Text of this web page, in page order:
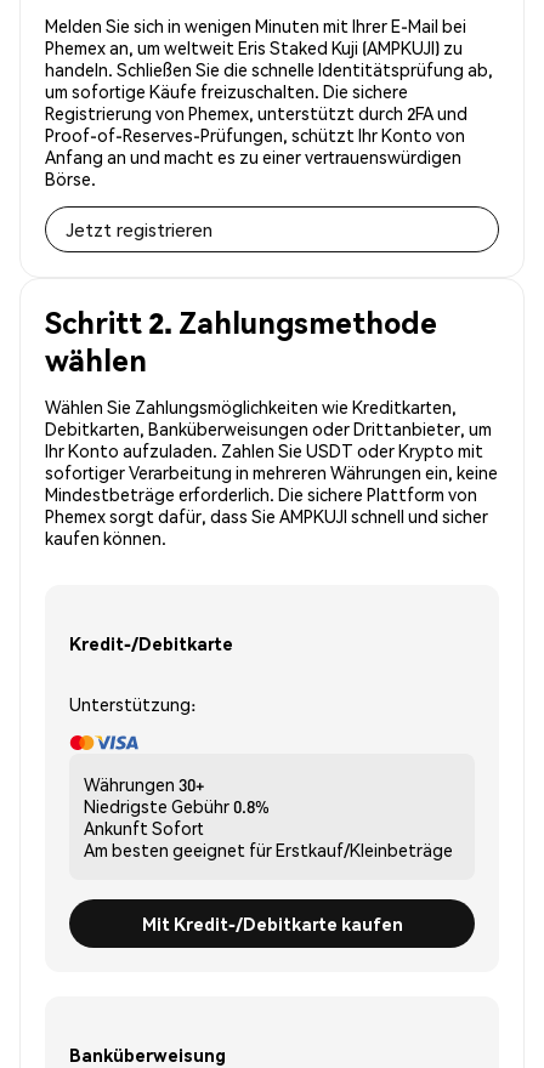
Melden Sie sich in wenigen Minuten mit Ihrer E-Mail bei
Phemex an, um weltweit Eris Staked Kuji (AMPKUJI) zu
handeln. Schließen Sie die schnelle Identitätsprüfung ab,
um sofortige Käufe freizuschalten. Die sichere
Registrierung von Phemex, unterstützt durch 2FA und
Proof-of-Reserves-Prüfungen, schützt Ihr Konto von
Anfang an und macht es zu einer vertrauenswürdigen
Börse.
Jetzt registrieren
Schritt 2. Zahlungsmethode
wählen
Wählen Sie Zahlungsmöglichkeiten wie Kreditkarten,
Debitkarten, Banküberweisungen oder Drittanbieter, um
Ihr Konto aufzuladen. Zahlen Sie USDT oder Krypto mit
sofortiger Verarbeitung in mehreren Währungen ein, keine
Mindestbeträge erforderlich. Die sichere Plattform von
Phemex sorgt dafür, dass Sie AMPKUJI schnell und sicher
kaufen können.
Kredit-/Debitkarte
Unterstützung:
Währungen 30+
Niedrigste Gebühr0.8%
Ankunft Sofort
Am besten geeignet fürErstkauf/Kleinbeträge
Mit Kredit-/Debitkarte kaufen
Banküberweisung